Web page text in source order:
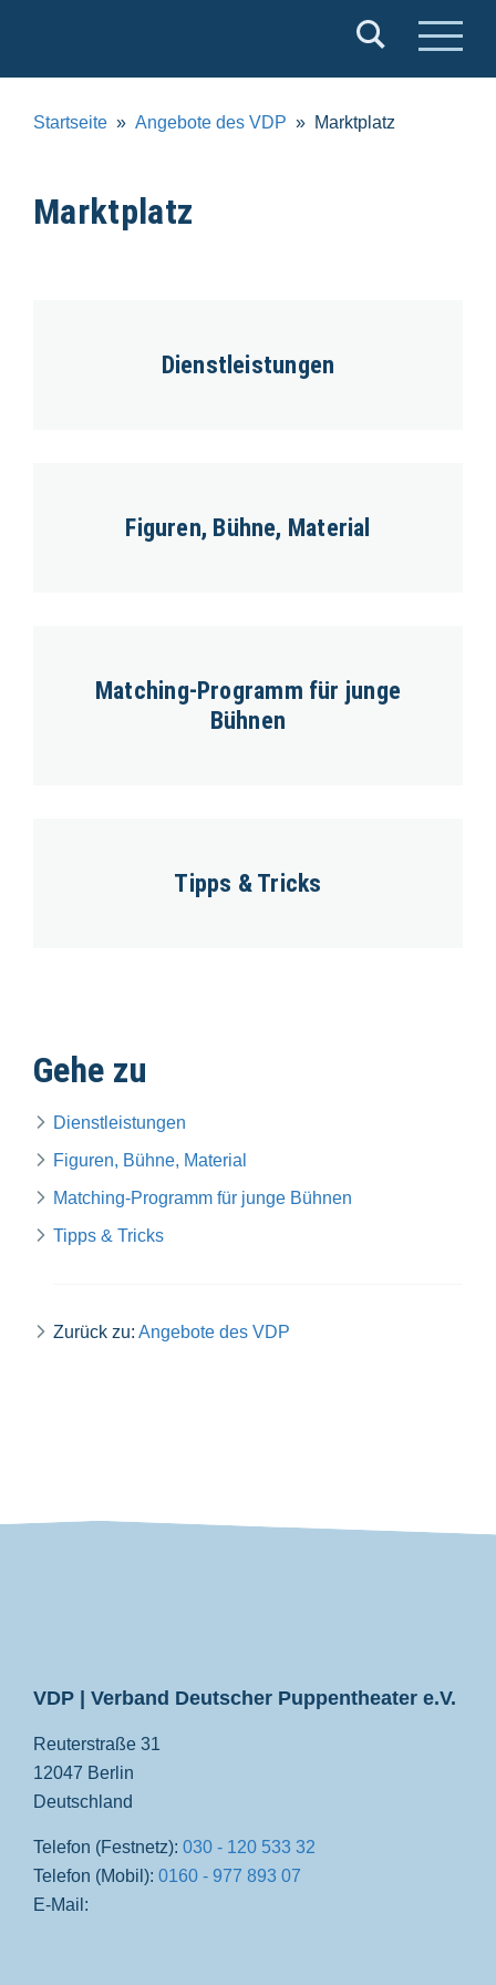
e.V.
Startseite Angebote des VDP Marktplatz
Marktplatz
Dienstleistungen
Figuren, Bühne, Material
Matching-Programm für junge
Bühnen
Tipps & Tricks
Gehe zu
Dienstleistungen
Figuren, Bühne, Material
Matching-Programm für junge Bühnen
Tipps & Tricks
Zurück zu: Angebote des VDP
VDP | Verband Deutscher Puppentheater e.V.
Reuterstraße 31
12047 Berlin
Deutschland
Telefon (Festnetz): 030 - 120 533 32
Telefon (Mobil): 0160 - 977 893 07
E-Mail: